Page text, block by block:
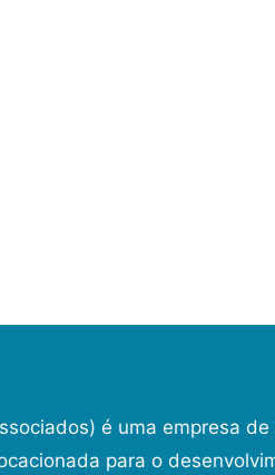
é uma empresa
para o